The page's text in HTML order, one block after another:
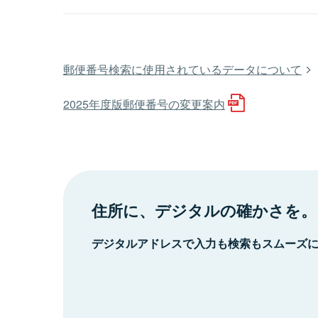
郵便番号検索に使用されているデータについて
2025年度版郵便番号の変更案内
住所に、デジタルの確かさを。
デジタルアドレスで入力も検索もスムーズ